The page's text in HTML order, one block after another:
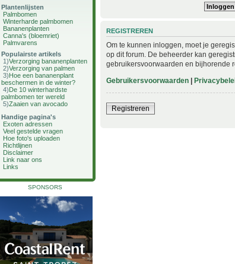
Plantenlijsten
Palmbomen
Winterharde palmbomen
Bananenplanten
Canna's (bloemriet)
Palmvarens
Populairste artikels
1)Verzorging bananenplanten
2)Verzorging van palmen
3)Hoe een bananenplant
beschermen in de winter?
4)De 10 winterhardste
palmbomen ter wereld
5)Zaaien van avocado
Handige pagina's
Exoten adressen
Veel gestelde vragen
Hoe foto's uploaden
Richtlijnen
Disclaimer
Link naar ons
Links
SPONSORS
REGISTREREN
Om te kunnen inloggen, moet je
op dit forum. De beheerder kan
gebruikersvoorwaarden en bijhorende
Gebruikersvoorwaarden |
Registreren